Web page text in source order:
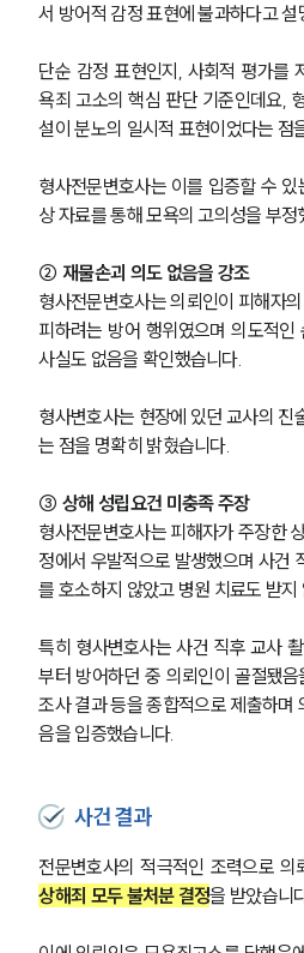
글로벌 파트
고객의 소
통합검
서 방어적 감정 표현에 불과하다고 설
단순 감정 표현인지, 사회적 평가를
욕죄 고소의 핵심 판단 기준인데요,
설이 분노의 일시적 표현이었다는 점
형사전문변호사는 이를 입증할 수
상 자료를 통해 모욕의 고의성을 부정
② 재물손괴 의도 없음을 강조
형사전문변호사는 의뢰인이 피해자
피하려는 방어 행위였으며 의도적
사실도 없음을 확인했습니다.
형사변호사는 현장에 있던 교사의 진
는 점을 명확히 밝혔습니다.
③ 상해 성립요건 미충족 주장
형사전문변호사는 피해자가 주장한
정에서 우발적으로 발생했으며 사건
를 호소하지 않았고 병원 치료도 받
특히 형사변호사는 사건 직후 교사
부터 방어하던 중 의뢰인이 골절됐
조사 결과 등을 종합적으로 제출하며
음을 입증했습니다.
사건 결과
전문변호사의 적극적인 조력으로
상해죄 모두 불처분 결정을 받았습니